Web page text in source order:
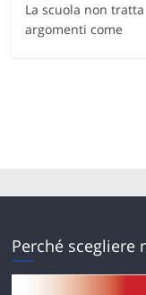
La scuola non tratta
argomenti come
Perché scegliere